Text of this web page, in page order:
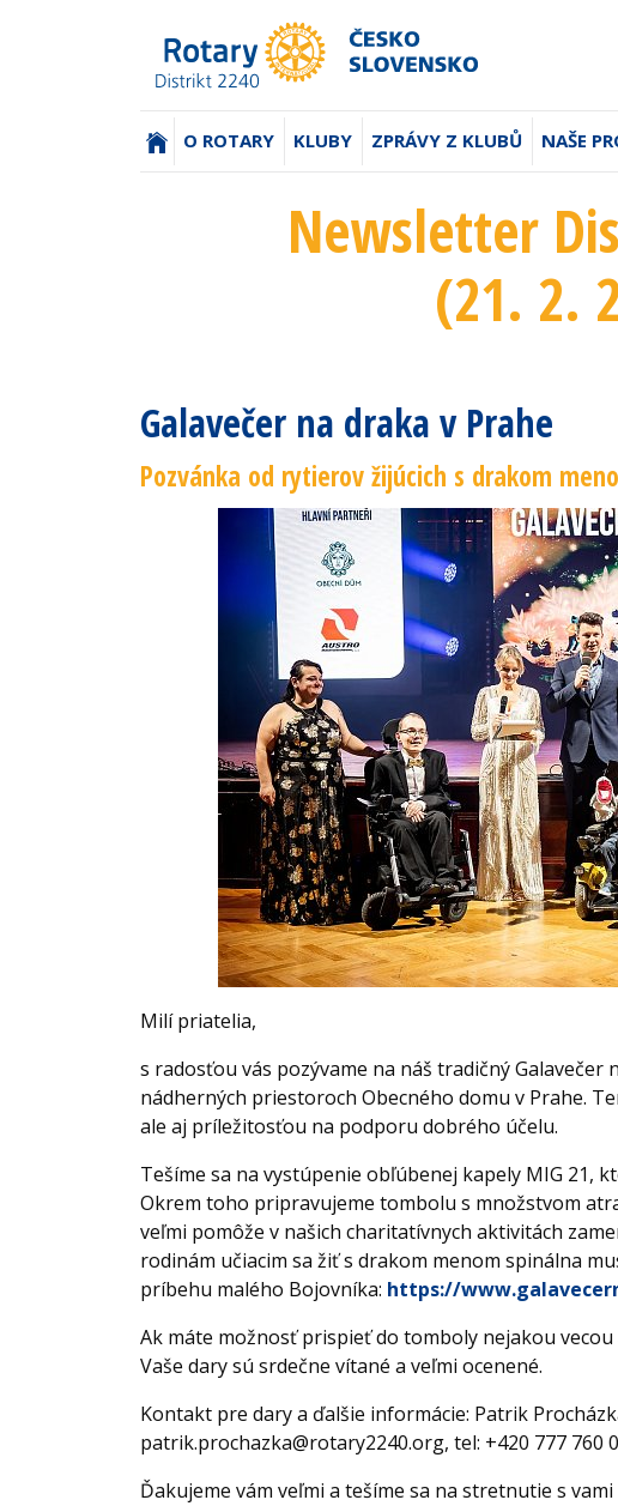
(AKTUÁLNÍ)
O ROTARY KLUBY ZPRÁVY Z KLUBŮ NAŠE
Newsletter
(21. 2.
Galavečer na draka v Prahe
Pozvánka od rytierov žijúcich s drakom
Milí priatelia,
s radosťou vás pozývame na náš tradičný Galavečer
nádherných priestoroch Obecného domu v Prahe.
ale aj príležitosťou na podporu dobrého účelu.
Tešíme sa na vystúpenie obľúbenej kapely MIG 21,
Okrem toho pripravujeme tombolu s množstvom
veľmi pomôže v našich charitatívnych aktivitách
rodinám učiacim sa žiť s drakom menom spinálna
príbehu malého Bojovníka: https://
Ak máte možnosť prispieť do tomboly nejakou
Vaše dary sú srdečne vítané a veľmi ocenené.
Kontakt pre dary a ďalšie informácie: Patrik
patrik.prochazka@rotary2240.org, tel: +420 777 760
Ďakujeme vám veľmi a tešíme sa na stretnutie s